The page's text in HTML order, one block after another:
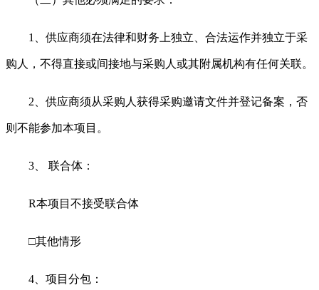
1、供应商须在法律和财务上独立、合法运作并独立于采
购人，不得直接或间接地与采购人或其附属机构有任何关联。
2、供应商须从采购人获得采购邀请文件并登记备案，否
则不能参加本项目。
3、 联合体：
R本项目不接受联合体
□其他情形
4、项目分包：